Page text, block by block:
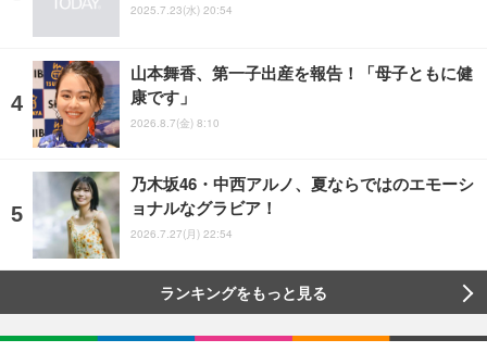
2025.7.23(水) 20:54
山本舞香、第一子出産を報告！「母子ともに健
康です」
2026.8.7(金) 8:10
乃木坂46・中西アルノ、夏ならではのエモーシ
ョナルなグラビア！
2026.7.27(月) 22:54
ランキングをもっと見る